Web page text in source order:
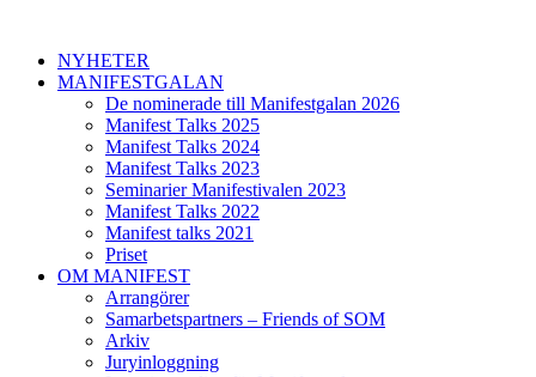
innehållNYHETER
MANIFESTGALAN
De nominerade till Manifestgalan 2026
Manifest Talks 2025
Manifest Talks 2024
Manifest Talks 2023
Seminarier Manifestivalen 2023
Manifest Talks 2022
Manifest talks 2021
Priset
OM MANIFEST
Arrangörer
Samarbetspartners – Friends of SOM
Arkiv
Juryinloggning